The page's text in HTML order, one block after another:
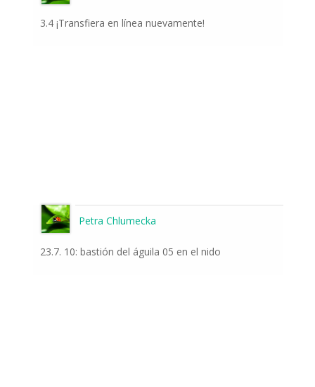
3.4 ¡Transfiera en línea nuevamente!
Petra Chlumecka
23.7. 10: bastión del águila 05 en el nido